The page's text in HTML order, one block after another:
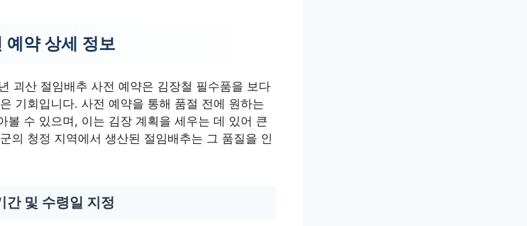
예약 상세 정보
괴산 절임배추 사전 예약은 김장철 필수품을 보다
기회입니다. 사전 예약을 통해 품절 전에 원하는
볼 수 있으며, 이는 김장 계획을 세우는 데 있어 큰
의 청정 지역에서 생산된 절임배추는 그 품질을 인
간 및 수령일 지정